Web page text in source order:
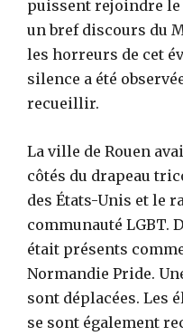
puissent rejoindre
un bref discours du
les horreurs de cet
silence a été
recueillir.
La ville de Rouen
côtés du drapeau
des États-Unis et le
communauté LGBT.
était présents
Normandie Pride.
sont déplacées. Les
se sont également